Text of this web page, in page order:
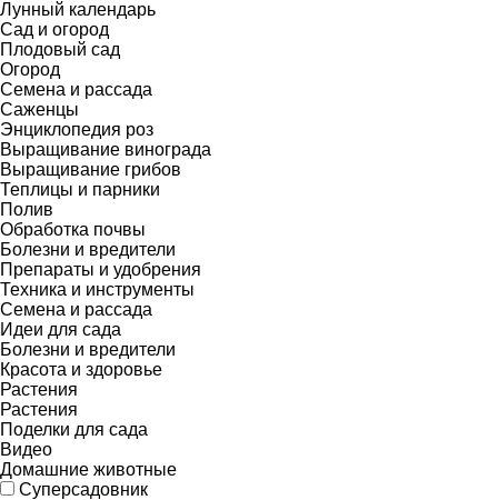
Лунный календарь
Сад и огород
Плодовый сад
Огород
Семена и рассада
Саженцы
Энциклопедия роз
Выращивание винограда
Выращивание грибов
Теплицы и парники
Полив
Обработка почвы
Болезни и вредители
Препараты и удобрения
Техника и инструменты
Семена и рассада
Идеи для сада
Болезни и вредители
Красота и здоровье
Растения
Растения
Поделки для сада
Видео
Домашние животные
Суперсадовник